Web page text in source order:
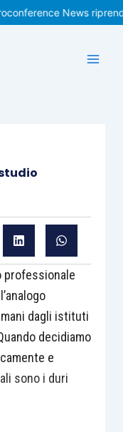
News
professionale
dagli istituti
decidiamo
e
sono i duri